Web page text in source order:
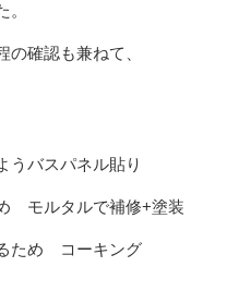
確認も兼ねて、
うバスパネル貼り
モルタルで補修+塗装
ため コーキング